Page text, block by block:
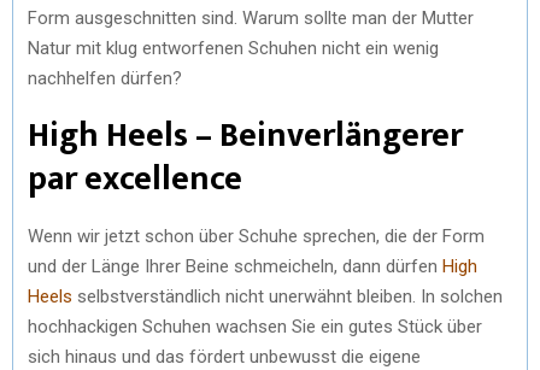
Form ausgeschnitten sind. Warum sollte man der Mutter
Natur mit klug entworfenen Schuhen nicht ein wenig
nachhelfen dürfen?
High Heels – Beinverlängerer
par excellence
Wenn wir jetzt schon über Schuhe sprechen, die der Form
und der Länge Ihrer Beine schmeicheln, dann dürfen High
Heels selbstverständlich nicht unerwähnt bleiben. In solchen
hochhackigen Schuhen wachsen Sie ein gutes Stück über
sich hinaus und das fördert unbewusst die eigene